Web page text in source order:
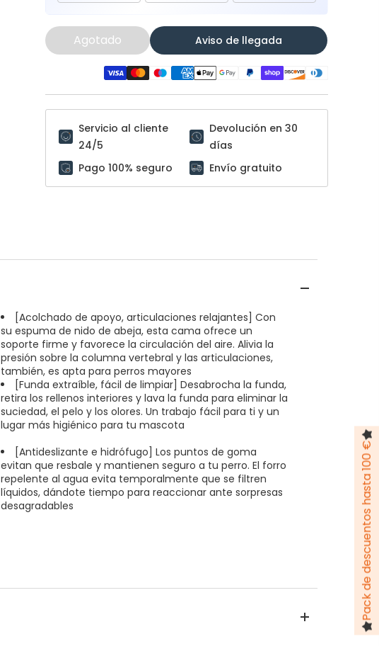
Agotado Aviso de llegada
Servicio al cliente
24/5
Devolución en 30
días
Pago 100% seguro
Envío gratuito
[Acolchado de apoyo, articulaciones relajantes] Con
su espuma de nido de abeja, esta cama ofrece un
soporte firme y favorece la circulación del aire. Alivia la
presión sobre la columna vertebral y las articulaciones,
también, es apta para perros mayores
[Funda extraíble, fácil de limpiar] Desabrocha la funda,
retira los rellenos interiores y lava la funda para eliminar la
suciedad, el pelo y los olores. Un trabajo fácil para ti y un
lugar más higiénico para tu mascota
[Antideslizante e hidrófugo] Los puntos de goma
evitan que resbale y mantienen seguro a tu perro. El forro
repelente al agua evita temporalmente que se filtren
líquidos, dándote tiempo para reaccionar ante sorpresas
desagradables
Pack de descuentos hasta 100 €